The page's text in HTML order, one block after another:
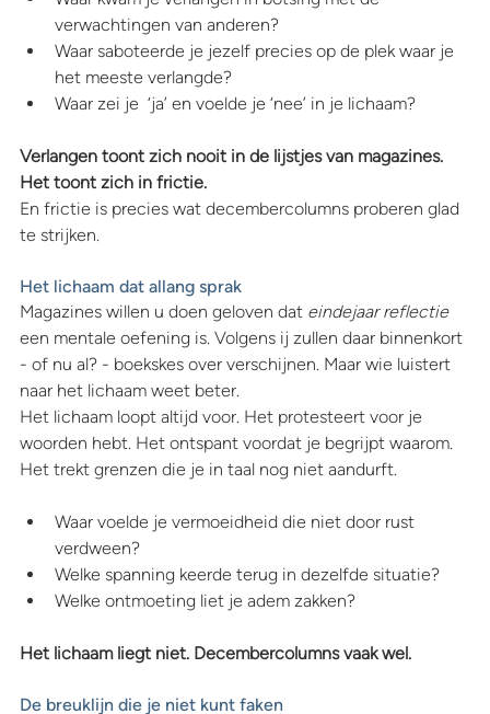
verwachtingen van anderen?
Waar saboteerde je jezelf precies op de plek waar je
het meeste verlangde?
Waar zei je  ‘ja’ en voelde je ‘nee’ in je lichaam?
Verlangen toont zich nooit in de lijstjes van magazines.
Het toont zich in frictie.
En frictie is precies wat decembercolumns proberen glad
te strijken.
Het lichaam dat allang sprak
Magazines willen u doen geloven dat eindejaar reflectie
een mentale oefening is. Volgens ij zullen daar binnenkort
- of nu al? - boekskes over verschijnen. Maar wie luistert
naar het lichaam weet beter.
Het lichaam loopt altijd voor. Het protesteert voor je
woorden hebt. Het ontspant voordat je begrijpt waarom.
Het trekt grenzen die je in taal nog niet aandurft.
Waar voelde je vermoeidheid die niet door rust
verdween?
Welke spanning keerde terug in dezelfde situatie?
Welke ontmoeting liet je adem zakken?
Het lichaam liegt niet. Decembercolumns vaak wel.
De breuklijn die je niet kunt faken